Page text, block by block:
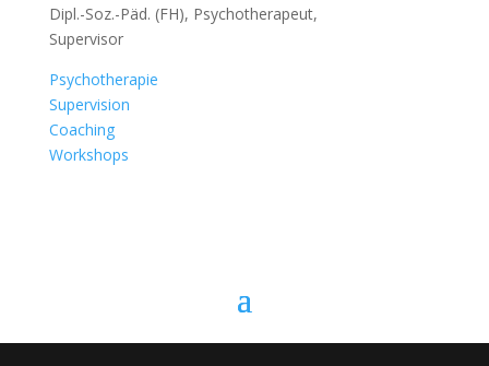
Dipl.-Soz.-Päd. (FH), Psychotherapeut,
Supervisor
Psychotherapie
Supervision
Coaching
Workshops